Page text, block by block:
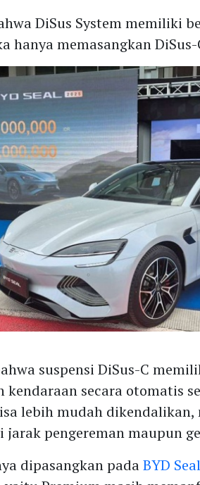
DiSus System memiliki
hanya memasangkan DiSus-
suspensi DiSus-C
kendaraan secara otomatis
lebih mudah dikendalikan,
jarak pengereman maupun
dipasangkan padaBYD Seal